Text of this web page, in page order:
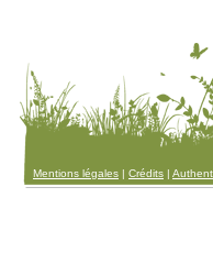
Mentions légales | Crédits |